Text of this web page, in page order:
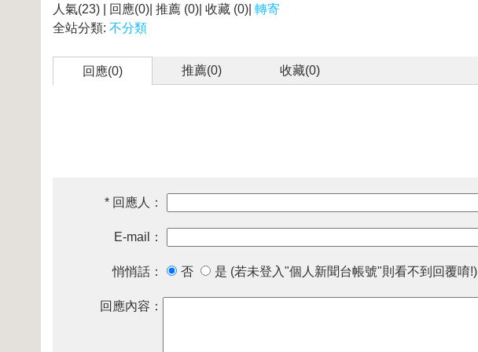
人氣(23) | 回應(0)| 推薦 (0)| 收藏 (0)| 轉寄
全站分類: 不分類
回應(0) 推薦(0) 收藏(0)
* 回應人：
E-mail：
悄悄話： 否 是 (若未登入"個人新聞台帳號"則看不到回覆唷!)
回應內容：